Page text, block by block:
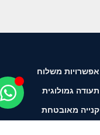
אפשרויות משלוח
תעודה גמולוגית
קנייה מאובטחת